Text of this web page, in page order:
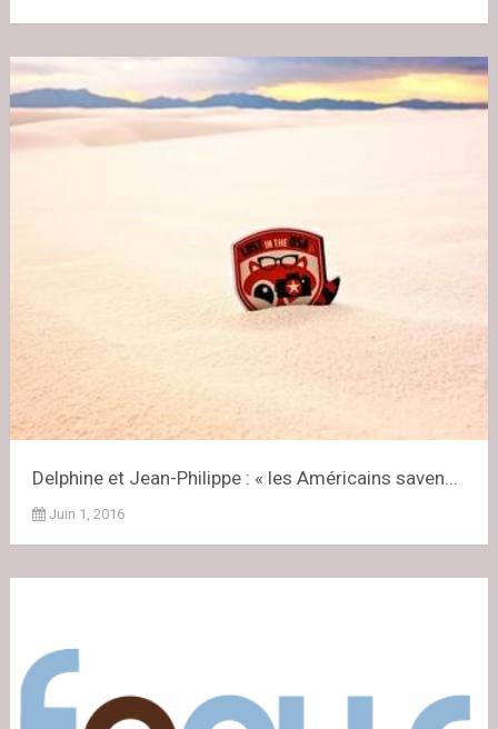
Delphine et Jean-Philippe : « les Américains saven...
Juin 1, 2016